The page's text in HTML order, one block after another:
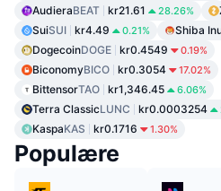
AudieraBEAT kr21.61 28.26%
SuiSUI kr4.49 0.21% Shiba
DogecoinDOGE kr0.4549 0.19%
BiconomyBICO kr0.3054 17.02%
BittensorTAO kr1,346.45 6.06%
Terra ClassicLUNC kr0.0003254
KaspaKAS kr0.1716 1.30%
Populære